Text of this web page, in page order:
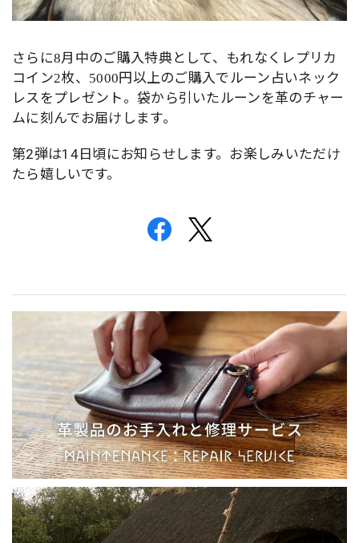
さらに8月中のご購入特典として、もれなくレプリカ
コイン2枚、 5000円以上のご購入でルーン占いネック
レスをプレゼント。袋から引いたルーンを革のチャー
ムに刻んでお届けします。
第2弾は14日頃にお知らせします。お楽しみいただけ
たら嬉しいです。